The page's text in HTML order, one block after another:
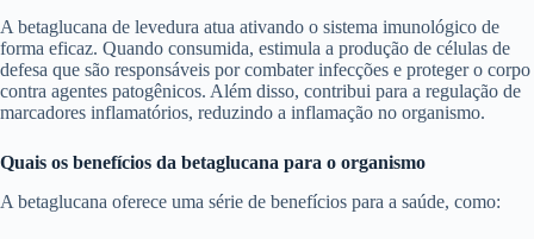
A betaglucana de levedura atua ativando o sistema imunológico de
forma eficaz. Quando consumida, estimula a produção de células de
defesa que são responsáveis por combater infecções e proteger o corpo
contra agentes patogênicos. Além disso, contribui para a regulação de
marcadores inflamatórios, reduzindo a inflamação no organismo.
Quais os benefícios da betaglucana para o organismo
A betaglucana oferece uma série de benefícios para a saúde, como: